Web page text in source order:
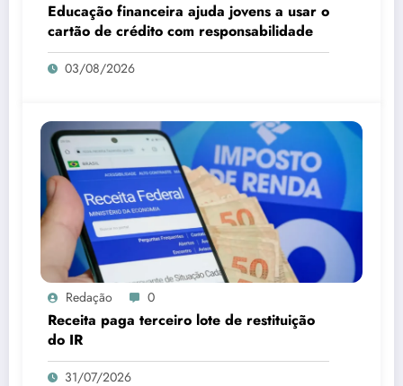
Educação financeira ajuda jovens a usar o
cartão de crédito com responsabilidade
03/08/2026
Redação 0
Receita paga terceiro lote de restituição
do IR
31/07/2026